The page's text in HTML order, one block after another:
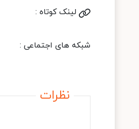
لینک کوتاه :
شبکه های اجتماعی :
نظرات